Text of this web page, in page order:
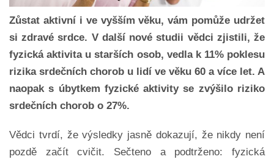
Zůstat aktivní i ve vyšším věku, vám pomůže udržet
si zdravé srdce. V další nové studii vědci zjistili, že
fyzická aktivita u starších osob, vedla k 11% poklesu
rizika srdečních chorob u lidí ve věku 60 a více let. A
naopak s úbytkem fyzické aktivity se zvýšilo riziko
srdečních chorob o 27%.
Vědci tvrdí, že výsledky jasně dokazují, že nikdy není
pozdě začít cvičit. Sečteno a podtrženo: fyzická